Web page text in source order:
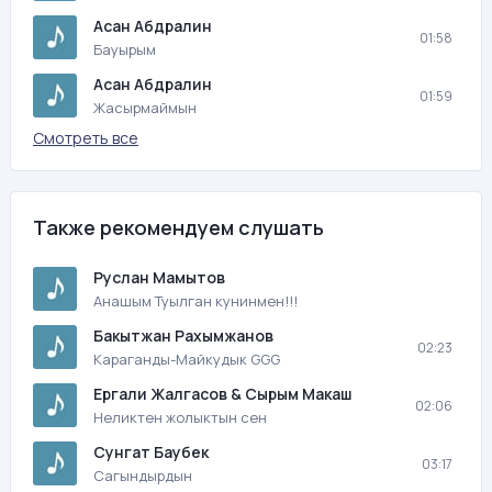
Асан Абдралин
Бауырым
01:58
Асан Абдралин
Жасырмаймын
01:59
Смотреть все
Также рекомендуем слушать
Руслан Мамытов
Анашым Туылган кунинмен!!!
Бакытжан Рахымжанов
Караганды-Майкудык GGG
02:23
Ергали Жалгасов & Сырым Макаш
Неликтен жолыктын сен
02:06
Сунгат Баубек
Сагындырдын
03:17